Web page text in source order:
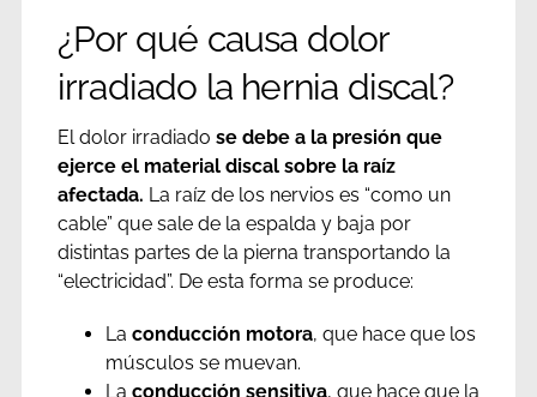
¿Por qué causa dolor
irradiado la hernia discal?
El dolor irradiado se debe a la presión que
ejerce el material discal sobre la raíz
afectada. La raíz de los nervios es “como un
cable” que sale de la espalda y baja por
distintas partes de la pierna transportando la
“electricidad”. De esta forma se produce:
La conducción motora, que hace que los
músculos se muevan.
La conducción sensitiva, que hace que la